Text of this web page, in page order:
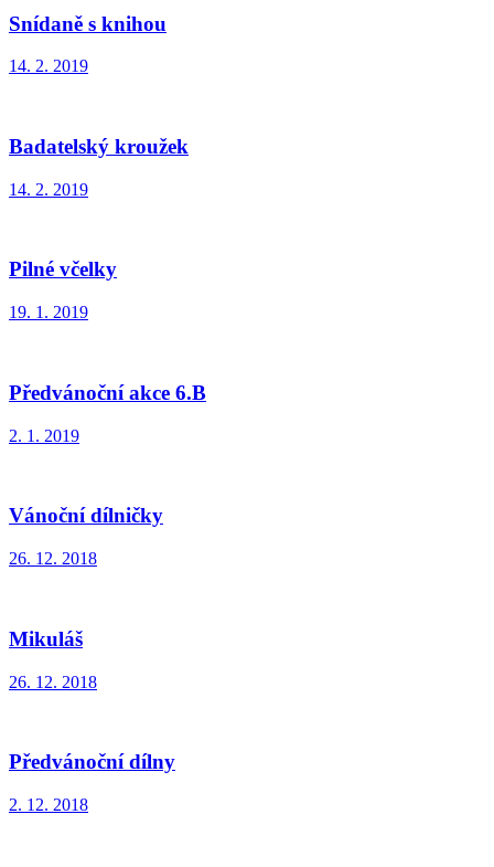
Snídaně s knihou
14. 2. 2019
Badatelský kroužek
14. 2. 2019
Pilné včelky
19. 1. 2019
Předvánoční akce 6.B
2. 1. 2019
Vánoční dílničky
26. 12. 2018
Mikuláš
26. 12. 2018
Předvánoční dílny
2. 12. 2018